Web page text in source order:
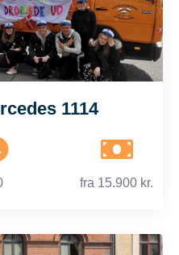
1114
fra 15.900 kr.